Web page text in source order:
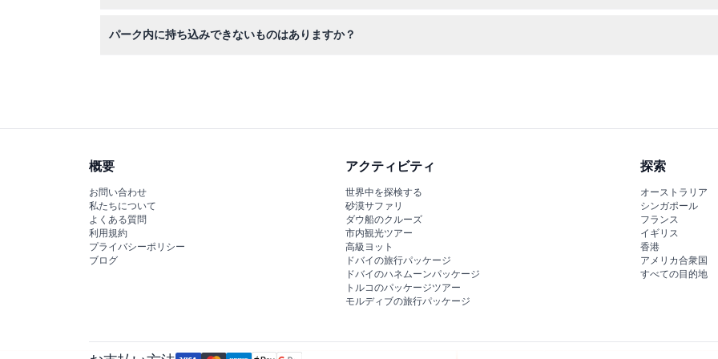
パーク内に持ち込みできないものはありますか？
概要
お問い合わせ
私たちについて
よくある質問
利用規約
プライバシーポリシー
ブログ
アクティビティ
世界中を探検する
砂漠サファリ
ダウ船のクルーズ
市内観光ツアー
高級ヨット
ドバイの旅行パッケージ
ドバイのハネムーンパッケージ
トルコのパッケージツアー
モルディブの旅行パッケージ
探索
オーストラリア
シンガポール
フランス
イギリス
香港
アメリカ合衆国
すべての目的地